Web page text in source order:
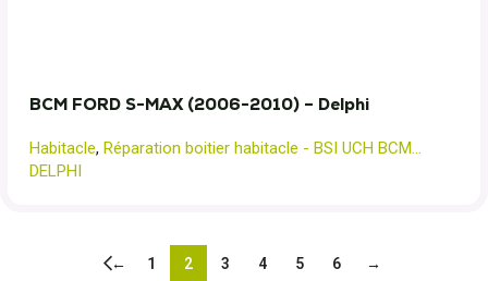
BCM FORD S-MAX (2006-2010) – Delphi
Habitacle, Réparation boitier habitacle - BSI UCH BCM...
DELPHI
← 1 2 3 4 5 6 →